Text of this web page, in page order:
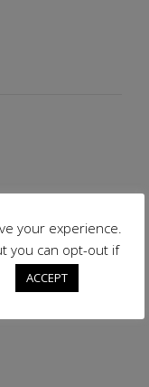
your experience.
you can opt-out if
ACCEPT